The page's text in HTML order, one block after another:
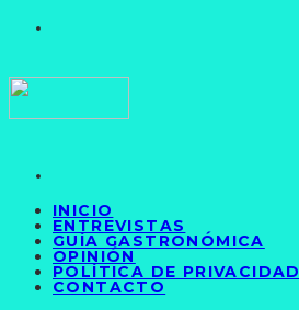
INICIO
ENTREVISTAS
GUÍA GASTRONÓMICA
OPINIÓN
POLÍTICA DE PRIVACIDAD
CONTACTO